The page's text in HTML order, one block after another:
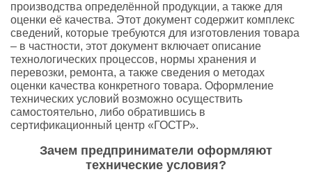
производства определённой продукции, а также для
оценки её качества. Этот документ содержит комплекс
сведений, которые требуются для изготовления товара
– в частности, этот документ включает описание
технологических процессов, нормы хранения и
перевозки, ремонта, а также сведения о методах
оценки качества конкретного товара. Оформление
технических условий возможно осуществить
самостоятельно, либо обратившись в
сертификационный центр «ГОСТР».
Зачем предприниматели оформляют
технические условия?